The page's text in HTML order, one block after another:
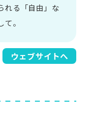
れる 「自由」な​
。​
ウェブサイトへ